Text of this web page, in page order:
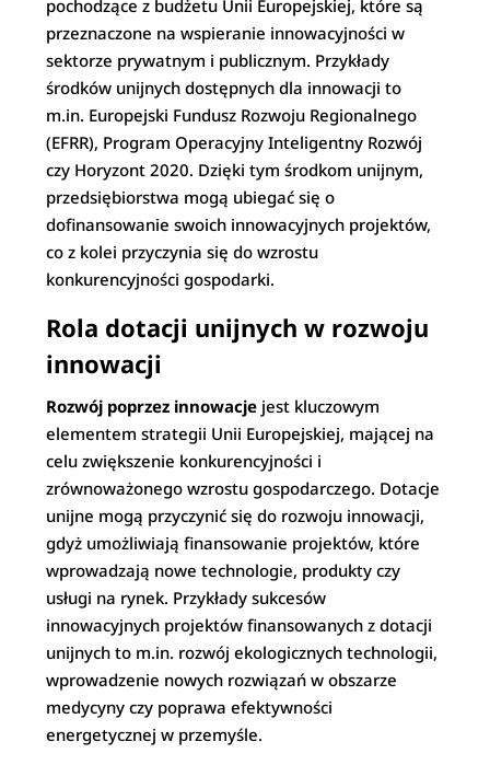
pochodzące z budżetu Unii Europejskiej, które są
przeznaczone na wspieranie innowacyjności w
sektorze prywatnym i publicznym. Przykłady
środków unijnych dostępnych dla innowacji to
m.in. Europejski Fundusz Rozwoju Regionalnego
(EFRR), Program Operacyjny Inteligentny Rozwój
czy Horyzont 2020. Dzięki tym środkom unijnym,
przedsiębiorstwa mogą ubiegać się o
dofinansowanie swoich innowacyjnych projektów,
co z kolei przyczynia się do wzrostu
konkurencyjności gospodarki.
Rola dotacji unijnych w rozwoju
innowacji
Rozwój poprzez innowacje jest kluczowym
elementem strategii Unii Europejskiej, mającej na
celu zwiększenie konkurencyjności i
zrównoważonego wzrostu gospodarczego. Dotacje
unijne mogą przyczynić się do rozwoju innowacji,
gdyż umożliwiają finansowanie projektów, które
wprowadzają nowe technologie, produkty czy
usługi na rynek. Przykłady sukcesów
innowacyjnych projektów finansowanych z dotacji
unijnych to m.in. rozwój ekologicznych technologii,
wprowadzenie nowych rozwiązań w obszarze
medycyny czy poprawa efektywności
energetycznej w przemyśle.